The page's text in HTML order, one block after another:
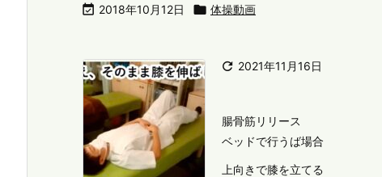
 2018年10月12日  体操動画
 2021年11月16日
腸骨筋リリース
ベッドで行うば場合
上向きで膝を立てる